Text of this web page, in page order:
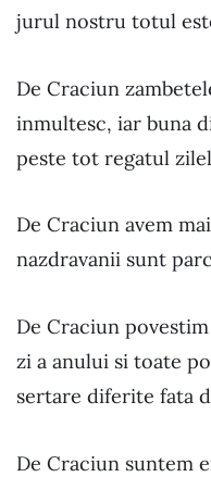
jurul nostru totul
De Craciun
inmultesc, iar buna
peste tot regatul
De Craciun avem
nazdravanii sunt
De Craciun
zi a anului si toate
sertare diferite fata
De Craciun suntem